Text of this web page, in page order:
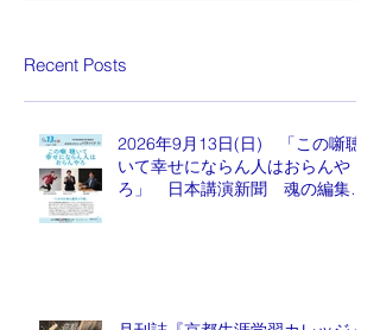
Recent Posts
2026年9月13日(日) 「この噺聴
いて幸せにならん人はおらんや
ろ」 日本講演新聞 魂の編集